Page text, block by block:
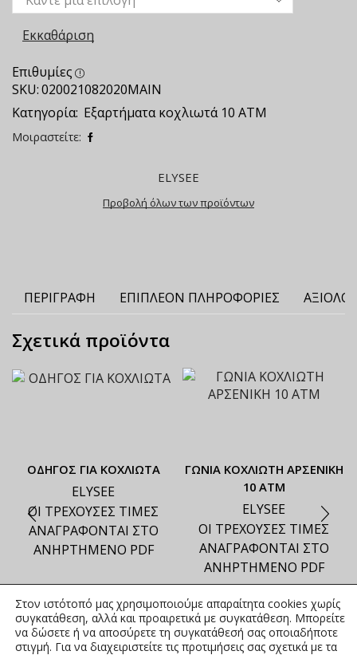
Εκκαθάριση
Επιθυμίες
SKU:020021082020ΜΑΙΝ
Κατηγορία: Εξαρτήματα κοχλιωτά 10 ΑΤΜ
Μοιραστείτε:
ELYSEE
Προβολή όλων των προϊόντων
ΠΕΡΙΓΡΑΦΉ ΕΠΙΠΛΈΟΝ ΠΛΗΡΟΦΟΡΊΕΣ
Σχετικά προϊόντα
ΟΔΗΓΟΣ ΓΙΑ ΚΟΧΛΙΩΤΑ
ELYSEE
ΟΙ ΤΡΕΧΟΥΣΕΣ ΤΙΜΕΣ
ΑΝΑΓΡΑΦΟΝΤΑΙ ΣΤΟ
ΑΝΗΡΤΗΜΕΝΟ PDF
ΓΩΝΙΑ ΚΟΧΛΙΩΤΗ ΑΡΣΕΝΙΚΗ
10 ΑΤΜ
ELYSEE
ΟΙ ΤΡΕΧΟΥΣΕΣ ΤΙΜΕΣ
ΑΝΑΓΡΑΦΟΝΤΑΙ ΣΤΟ
ΑΝΗΡΤΗΜΕΝΟ PDF
Στον ιστότοπό μας χρησιμοποιούμε απαραίτητα cookies χωρίς
συγκατάθεση, αλλά και προαιρετικά με συγκατάθεση. Μπορείτε
να δώσετε ή να αποσύρετε τη συγκατάθεσή σας οποιαδήποτε
στιγμή. Για να διαχειριστείτε τις προτιμήσεις σας σχετικά με τα